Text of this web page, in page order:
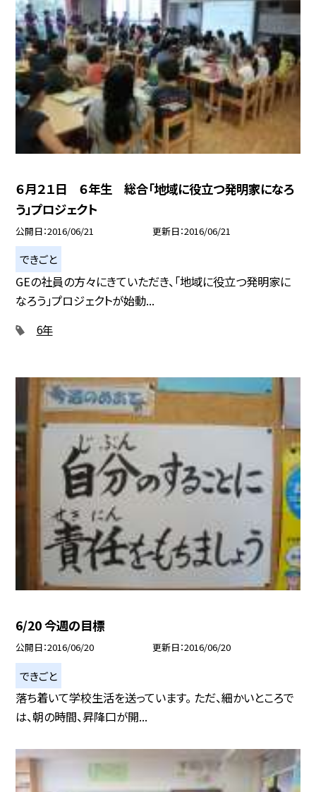
６月２１日 ６年生 総合「地域に役立つ発明家になろ
う」プロジェクト
公開日 2016/06/21 更新日 2016/06/21
できごと
GEの社員の方々にきていただき、「地域に役立つ発明家に
なろう」プロジェクトが始動...
6年
6/20 今週の目標
公開日 2016/06/20 更新日 2016/06/20
できごと
落ち着いて学校生活を送っています。 ただ、細かいところで
は、朝の時間、昇降口が開...